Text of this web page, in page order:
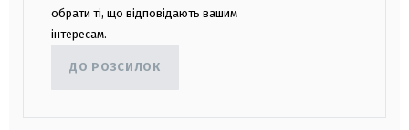
обрати ті, що відповідають вашим
інтересам.
ДО РОЗСИЛОК